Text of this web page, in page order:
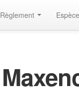
Règlement